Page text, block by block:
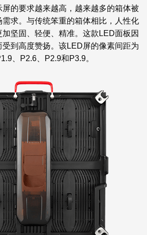
的要求越来越高，越来越多的箱体被
求。与传统笨重的箱体相比，人性化
坚固、轻便、精准。这款LED面板因
到高度赞扬。该LED屏的像素间距为
、P2.6、P2.9和P3.9。